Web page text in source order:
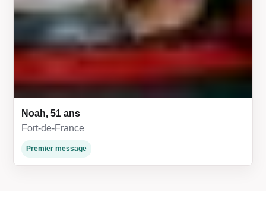
Noah, 51 ans
Fort-de-France
Premier message